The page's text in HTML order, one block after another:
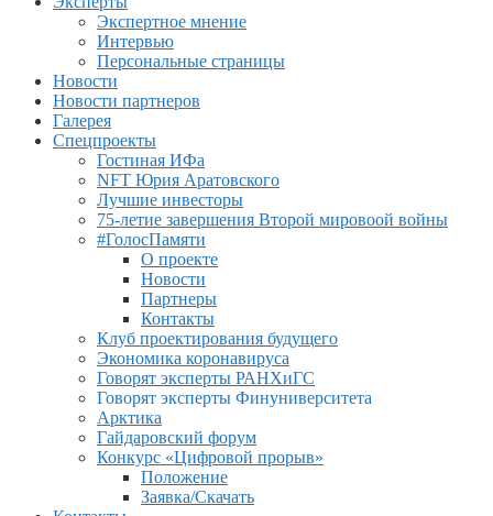
Экспертное мнение
Интервью
Персональные страницы
Новости
Новости партнеров
Галерея
Спецпроекты
Гостиная ИФа
NFT Юрия Аратовского
Лучшие инвесторы
75-летие завершения Второй мировоой войны
#ГолосПамяти
О проекте
Новости
Партнеры
Контакты
Клуб проектирования будущего
Экономика коронавируса
Говорят эксперты РАНХиГС
Говорят эксперты Финуниверситета
Арктика
Гайдаровский форум
Конкурс «Цифровой прорыв»
Положение
Заявка/Скачать